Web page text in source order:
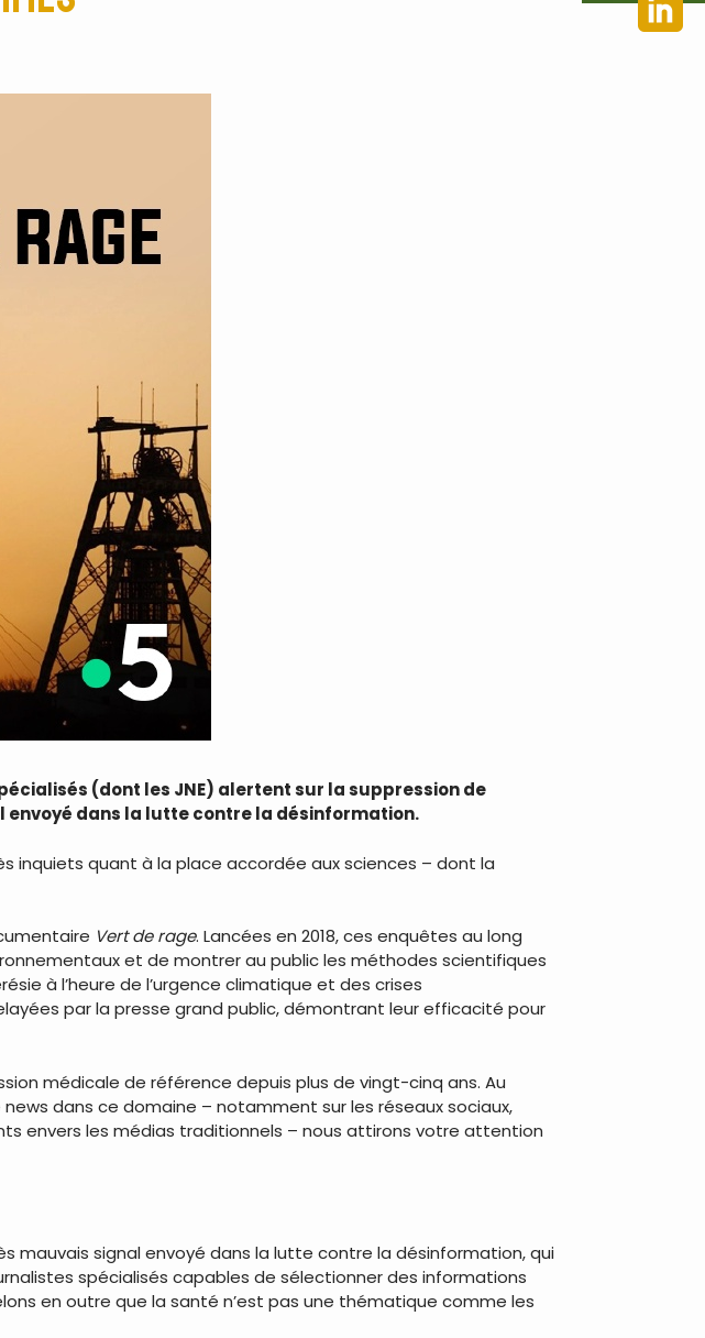
(dont les JNE) alertent sur la suppression de
dans la lutte contre la désinformation.
inquiets quant à la place accordée aux sciences – dont la
Vert de rage. Lancées en 2018, ces enquêtes au long
et de montrer au public les méthodes scientifiques
à l’heure de l’urgence climatique et des crises
par la presse grand public, démontrant leur efficacité pour
médicale de référence depuis plus de vingt-cinq ans. Au
dans ce domaine – notamment sur les réseaux sociaux,
envers les médias traditionnels – nous attirons votre attention
mauvais signal envoyé dans la lutte contre la désinformation, qui
spécialisés capables de sélectionner des informations
en outre que la santé n’est pas une thématique comme les